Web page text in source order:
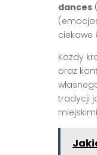
dances
ciekawe
Każdy
oraz
tradycji